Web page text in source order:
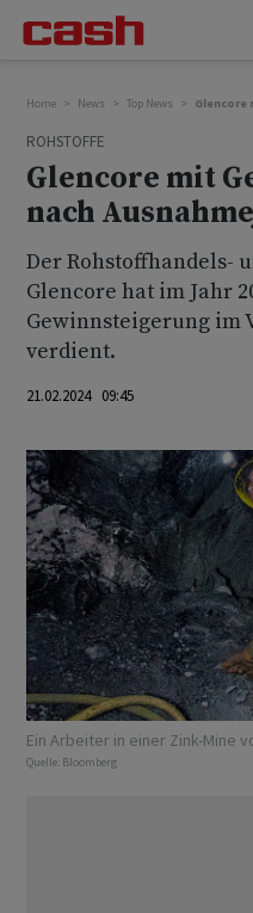
Home News Top News Glencore
ROHSTOFFE
Glencore mit
nach
Der Rohstoffhandels-
Glencore hat im Jahr
Gewinnsteigerung im
verdient.
21.02.2024 09:45
Ein Arbeiter in einer Zink-Mine
Quelle: Bloomberg